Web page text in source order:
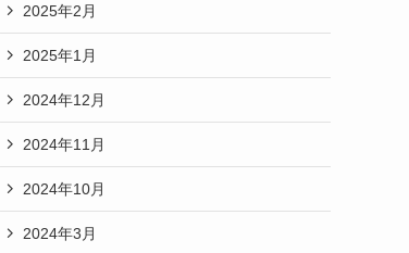
2025年2月
2025年1月
2024年12月
2024年11月
2024年10月
2024年3月